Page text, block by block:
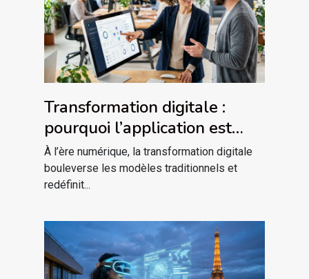
Transformation digitale :
pourquoi l’application est
plus qu’un outil
À l’ère numérique, la transformation digitale
bouleverse les modèles traditionnels et
redéfinit...